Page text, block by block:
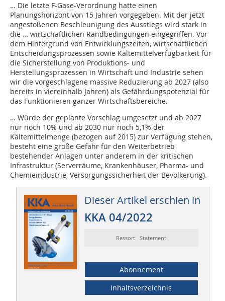
… Die letzte F-Gase-Verordnung hatte einen
Planungshorizont von 15 Jahren vorgegeben. Mit der jetzt
angestoßenen Beschleunigung des Ausstiegs wird stark in
die … wirtschaftlichen Randbedingungen eingegriffen. Vor
dem Hintergrund von Entwicklungszeiten, wirtschaftlichen
Entscheidungsprozessen sowie Kältemittelverfügbarkeit für
die Sicherstellung von Produktions- und
Herstellungsprozessen in Wirtschaft und Industrie sehen
wir die vorgeschlagene massive Reduzierung ab 2027 (also
bereits in viereinhalb Jahren) als Gefährdungspotenzial für
das Funktionieren ganzer Wirtschaftsbereiche.
… Würde der geplante Vorschlag umgesetzt und ab 2027
nur noch 10% und ab 2030 nur noch 5,1% der
Kältemittelmenge (bezogen auf 2015) zur Verfügung stehen,
besteht eine große Gefahr für den Weiterbetrieb
bestehender Anlagen unter anderem in der kritischen
Infrastruktur (Serverräume, Krankenhäuser, Pharma- und
Chemieindustrie, Versorgungssicherheit der Bevölkerung).
Dieser Artikel erschien in
KKA 04/2022
Ressort: Statement
Abonnement
Inhaltsverzeichnis